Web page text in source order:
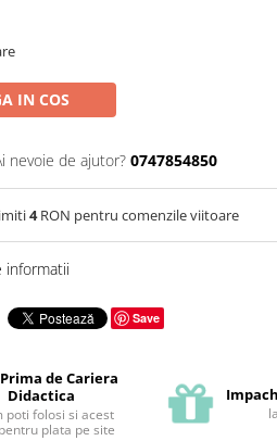
IN COS
nevoie de ajutor? 0747854850
4RON pentru comenzile viitoare
informatii
Save
de Cariera
Didactica
poti folosi si acest
plata pe site